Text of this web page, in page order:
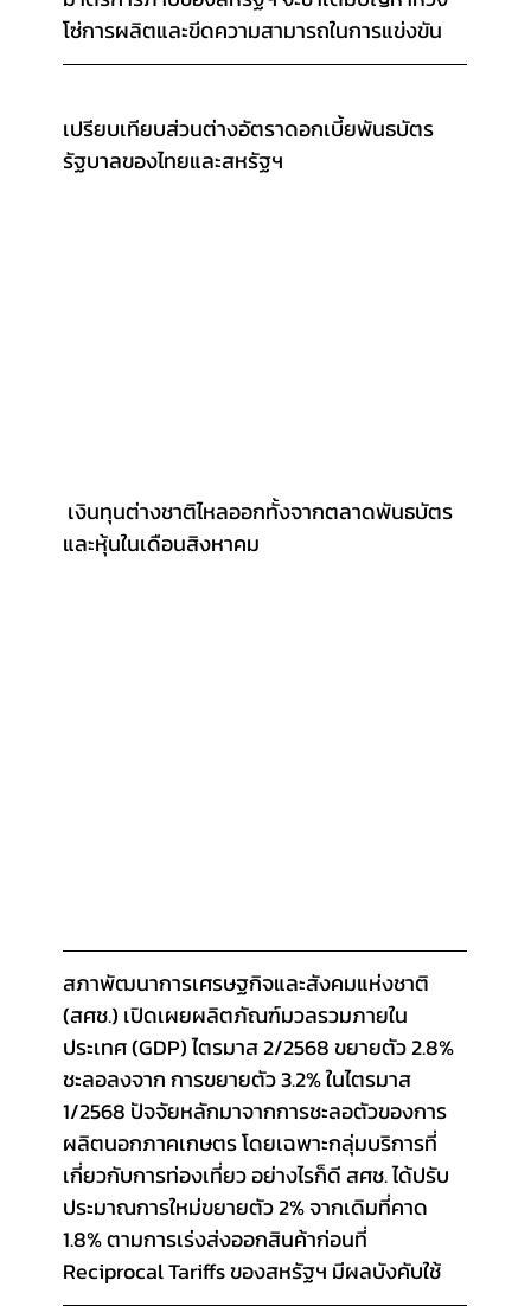
โซ่การผลิตและขีดความสามารถในการแข่งขัน
เปรียบเทียบส่วนต่างอัตราดอกเบี้ยพันธบัตร
รัฐบาลของไทยและสหรัฐฯ
เงินทุนต่างชาติไหลออกทั้งจากตลาดพันธบัตร
และหุ้นในเดือนสิงหาคม
สภาพัฒนาการเศรษฐกิจและสังคมแห่งชาติ
(สศช.) เปิดเผยผลิตภัณฑ์มวลรวมภายใน
ประเทศ (GDP) ไตรมาส 2/2568 ขยายตัว 2.8%
ชะลอลงจาก การขยายตัว 3.2% ในไตรมาส
1/2568 ปัจจัยหลักมาจากการชะลอตัวของการ
ผลิตนอกภาคเกษตร โดยเฉพาะกลุ่มบริการที่
เกี่ยวกับการท่องเที่ยว อย่างไรก็ดี สศช. ได้ปรับ
ประมาณการใหม่ขยายตัว 2% จากเดิมที่คาด
1.8% ตามการเร่งส่งออกสินค้าก่อนที่
Reciprocal Tariffs ของสหรัฐฯ มีผลบังคับใช้